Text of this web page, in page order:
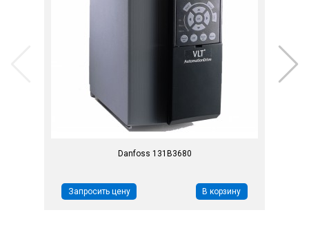
Danfoss 131B3680
Запросить цену В корзину